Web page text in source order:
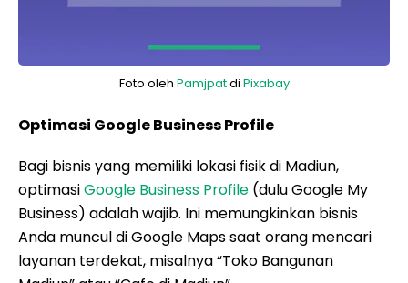
Foto oleh Pamjpatdi Pixabay
Optimasi Google Business Profile
Bagi bisnis yang memiliki lokasi fisik di Madiun,
optimasiGoogle Business Profile (dulu Google My
Business) adalah wajib. Ini memungkinkan bisnis
Anda muncul di Google Maps saat orang mencari
layanan terdekat, misalnya “Toko Bangunan